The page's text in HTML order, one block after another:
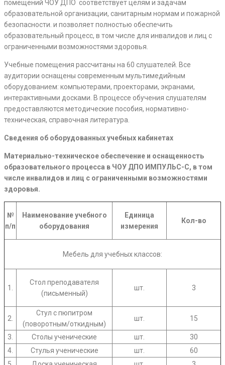
помещений ЧОУ ДПО соответствует целям и задачам
образовательной организации, санитарным нормам и пожарной
безопасности. и позволяет полностью обеспечить
образовательный процесс, в том числе для инвалидов и лиц с
ограниченными возможностями здоровья.
Учебные помещения рассчитаны на 60 слушателей. Все
аудитории оснащены современным мультимедийным
оборудованием: компьютерами, проекторами, экранами,
интерактивными досками. В процессе обучения слушателям
предоставляются методические пособия, нормативно-
техническая, справочная литература.
Сведения об оборудованных учебных кабинетах
Материально-техническое обеспечение и оснащенность
образовательного процесса в ЧОУ ДПО ИМПУЛЬС-С, в том
числе инвалидов и лиц с ограниченными возможностями
здоровья.
№
п/п
Наименование учебного
оборудования
Единица
измерения
Кол-во
Мебель для учебных классов:
1.
Стол преподавателя
(письменный)
шт. 3
2.
Стул с пюпитром
(поворотным/откидным)
шт. 15
3. Столы ученические шт.
30
4.
Стулья ученические шт.
60